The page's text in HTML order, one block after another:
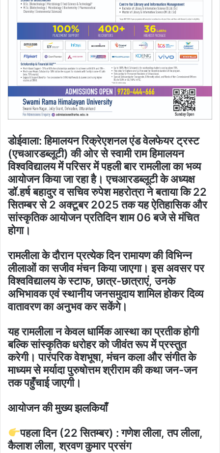
डोईवाला: हिमालयन रिक्रेएशनल एंड वेलफेयर ट्रस्ट
(एचआरडब्लूटी) की ओर से स्वामी राम हिमालयन
विश्वविद्यालय में परिसर में पहली बार रामलीला का भव्य
आयोजन किया जा रहा है। एचआरडब्लूटी के अध्यक्ष
डॉ.हर्ष बहादुर व सचिव रुपेश महरोत्रा ने बताया कि 22
सितम्बर से 2 अक्टूबर 2025 तक यह ऐतिहासिक और
सांस्कृतिक आयोजन प्रतिदिन शाम 06 बजे से मंचित
होगा।
रामलीला के दौरान प्रत्येक दिन रामायण की विभिन्न
लीलाओं का सजीव मंचन किया जाएगा। इस अवसर पर
विश्वविद्यालय के स्टाफ, छात्र-छात्राएं, उनके
अभिभावक एवं स्थानीय जनसमुदाय शामिल होकर दिव्य
वातावरण का अनुभव कर सकेंगे।
यह रामलीला न केवल धार्मिक आस्था का प्रतीक होगी
बल्कि सांस्कृतिक धरोहर को जीवंत रूप में प्रस्तुत
करेगी। पारंपरिक वेशभूषा, मंचन कला और संगीत के
माध्यम से मर्यादा पुरुषोत्तम श्रीराम की कथा जन-जन
तक पहुँचाई जाएगी।
आयोजन की मुख्य झलकियाँ
पहला दिन (22 सितम्बर) : गणेश लीला, तप लीला,
कैलाश लीला, श्रवण कुमार प्रसंग